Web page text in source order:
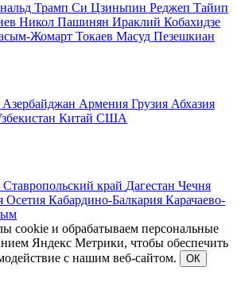
Трамп Си Цзиньпин Реджеп Тайип
Никол Пашинян Ираклий Кобахидзе
Жомарт Токаев Масуд Пезешкиан
Азербайджан Армения Грузия Абхазия
Китай США
Ставропольский край Дагестан Чечня
Осетия Кабардино-Балкария Карачаево-
cookie и обрабатываем персональные
Яндекс Метрики, чтобы обеспечить
с нашим веб-сайтом.
ОК